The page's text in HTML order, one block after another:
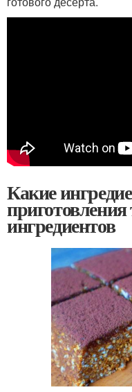
Какие
приготовления
ингредиентов